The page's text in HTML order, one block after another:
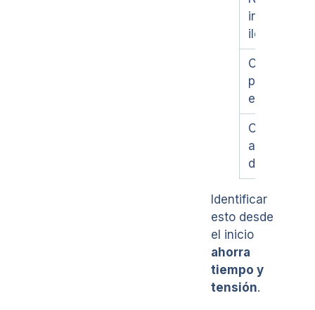
irregular o
ilógico
Coincide
producto
específico
Ocurre tras
del sistema
Identificar
esto desde
el inicio
ahorra
tiempo y
tensión.